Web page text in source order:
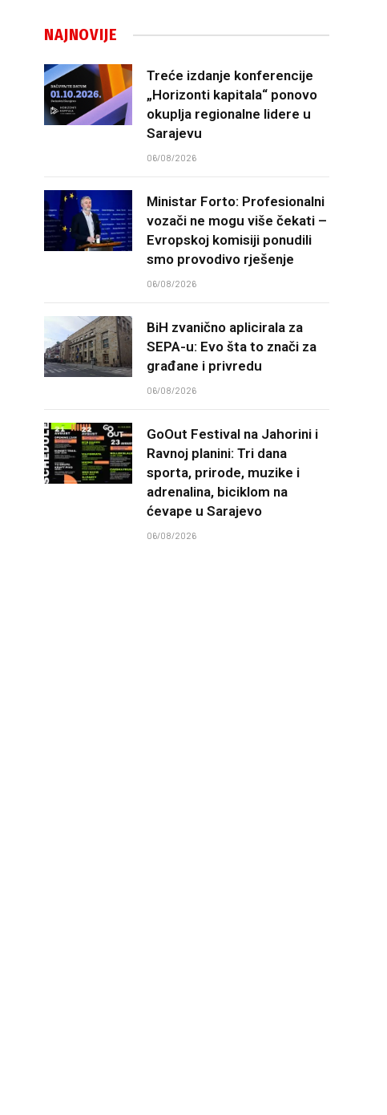
NAJNOVIJE
Treće izdanje konferencije
„Horizonti kapitala“ ponovo
okuplja regionalne lidere u
Sarajevu
06/08/2026
Ministar Forto: Profesionalni
vozači ne mogu više čekati –
Evropskoj komisiji ponudili
smo provodivo rješenje
06/08/2026
BiH zvanično aplicirala za
SEPA-u: Evo šta to znači za
građane i privredu
06/08/2026
GoOut Festival na Jahorini i
Ravnoj planini: Tri dana
sporta, prirode, muzike i
adrenalina, biciklom na
ćevape u Sarajevo
06/08/2026